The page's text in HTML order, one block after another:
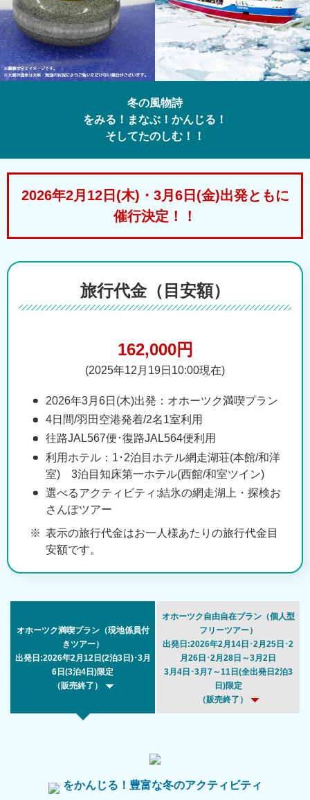
冬の風物詩
をみる！まなぶ！かんじる！
そしてたのしむ！！
2026年2月12日(木)・3月6日(金)出発ともに
催行決定！！
旅行代金（目安額）
162,000円
(2025年12月19日10:00現在)
2026年3月6日(木)出発：オホーツク満喫プラン
4日間/羽田空港発着/2名1室利用
往路JAL567便･復路JAL564便利用
利用ホテル：1･2泊目ホテル網走湖荘(本館/和洋
室) 3泊目知床第一ホテル(西館/和室ツイン)
選べるアクティビティ:結氷の網走湖上・探検お
さんぽツアー
表示の旅行代金はお一人様あたりの旅行代金目
安額です。
オホーツク満喫プラン（現地係員付
きツアー）
出発日:2026年2月12日(2泊3日)･3月
6日(3泊4日)限定
（販売終了）
オホーツク自由自在プラン（個人型
フリーツアー）
出発日:2026年2月14日･2月25日･2
月26日･2月28日～3月2日
3月4日･3月7～11日(全出発日2泊3
日)限定
（販売終了）
をかんじる！豊富な冬のアクティビティ